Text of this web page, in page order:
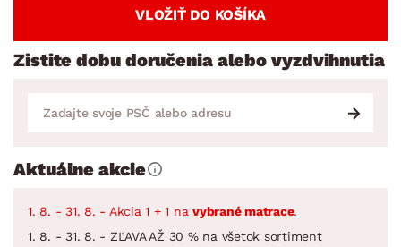
VLOŽIŤ DO KOŠÍKA
Zistite dobu doručenia alebo vyzdvihnutia
Aktuálne akcie
1. 8. - 31. 8. - Akcia 1 + 1 na vybrané matrace.
1. 8. - 31. 8. - ZĽAVA AŽ 30 % na všetok sortiment